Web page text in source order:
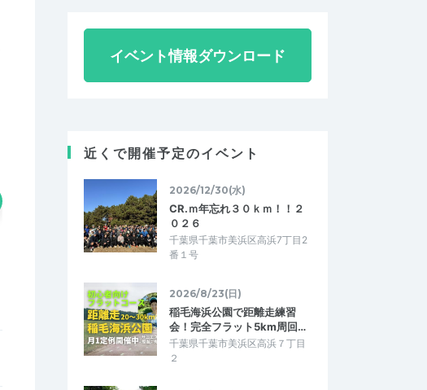
イベント情報ダウンロード
近くで開催予定のイベント
2026/12/30(水)
CR.ｍ年忘れ３０ｋｍ！！２
０２６
千葉県千葉市美浜区高浜7丁目2
番１号
2026/8/23(日)
稲毛海浜公園で距離走練習
会！完全フラット5km周回…
千葉県千葉市美浜区高浜７丁目
２